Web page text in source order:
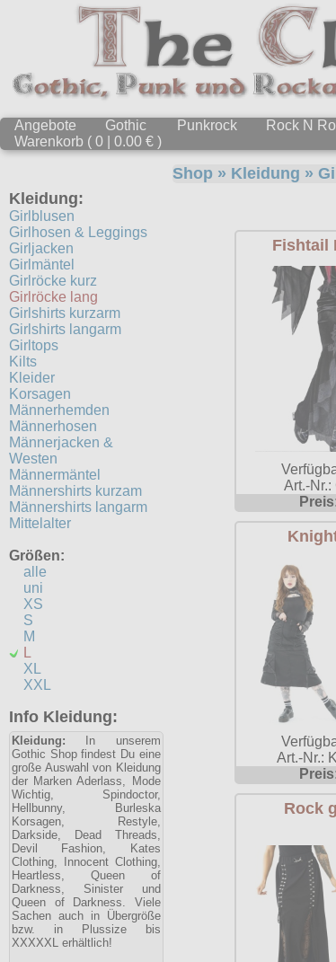
Angebote Gothic Punkrock Rock N Roll
Warenkorb ( 0 | 0.00 € )
Kleidung:
Girlblusen
Girlhosen & Leggings
Girljacken
Girlmäntel
Girlröcke kurz
Girlröcke lang
Girlshirts kurzarm
Girlshirts langarm
Girltops
Kilts
Kleider
Korsagen
Männerhemden
Männerhosen
Männerjacken &
Westen
Männermäntel
Männershirts kurzam
Männershirts langarm
Mittelalter
Größen:
alle
uni
XS
S
M
L
XL
XXL
Info Kleidung:
Kleidung: In unserem
Gothic Shop findest Du eine
große Auswahl von Kleidung
der Marken Aderlass, Mode
Wichtig, Spindoctor,
Hellbunny, Burleska
Korsagen, Restyle,
Darkside, Dead Threads,
Devil Fashion, Kates
Clothing, Innocent Clothing,
Heartless, Queen of
Darkness, Sinister und
Queen of Darkness. Viele
Sachen auch in Übergröße
bzw. in Plussize bis
XXXXXL erhältlich!
Shop » Kleidung »
Fishtail
Art.-
Art.-Nr.:
Rock